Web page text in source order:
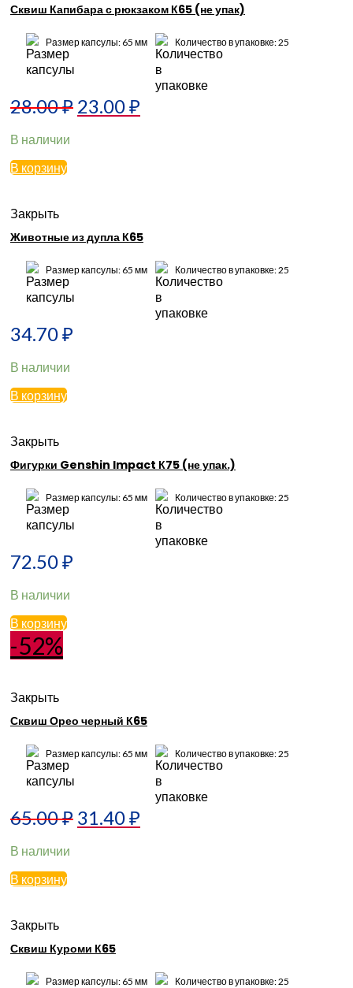
Сквиш Капибара с рюкзаком К65 (не упак)
Размер капсулы: 65 мм Количество в упаковке: 25
28.00₽ 23.00₽
В наличии
В корзину
Закрыть
Животные из дупла К65
Размер капсулы: 65 мм Количество в упаковке: 25
34.70₽
В наличии
В корзину
Закрыть
Фигурки Genshin Impact К75 (не упак.)
Размер капсулы: 65 мм Количество в упаковке: 25
72.50₽
В наличии
В корзину
-52%
Закрыть
Сквиш Орео черный К65
Размер капсулы: 65 мм Количество в упаковке: 25
65.00₽ 31.40₽
В наличии
В корзину
Закрыть
Сквиш Куроми К65
Размер капсулы: 65 мм Количество в упаковке: 25